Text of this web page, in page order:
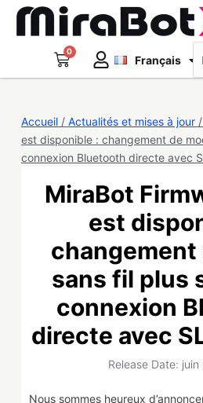
Aller
0
Panier Français
Deutsch
日本語
Accueil/ Actualités et mises à jour/
est disponible : changement de
connexion Bluetooth directe avec
MiraBot
est
changement
sans fil plus
connexion
directe avec
Release Date:
Nous sommes heureux